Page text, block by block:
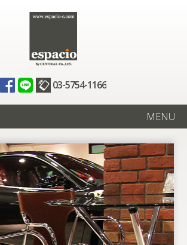
03-5754-1166
MENU